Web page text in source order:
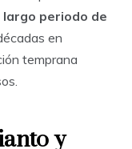
periodo de
en
temprana
y